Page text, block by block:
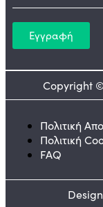
Εγγραφή
Copyright ©
Πολιτική
Πολιτική
FAQ